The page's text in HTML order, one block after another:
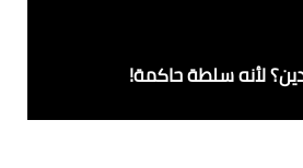
لأنه سلطة حاكمة!